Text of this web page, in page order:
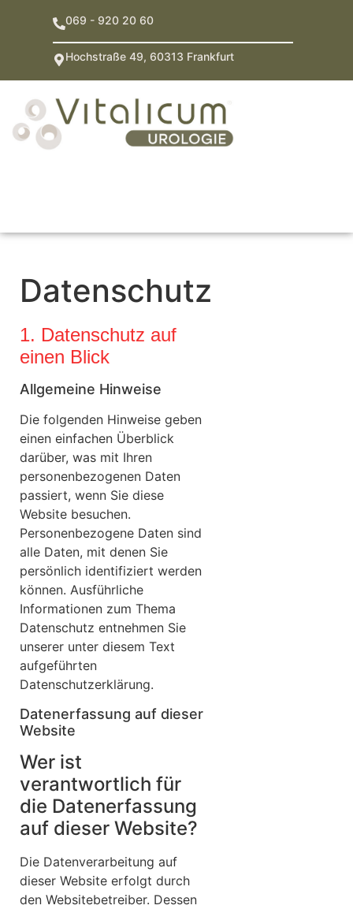
069 - 920 20 60
Hochstraße 49, 60313 Frankfurt
Datenschutz
1. Datenschutz auf
einen Blick
Allgemeine Hinweise
Die folgenden Hinweise geben
einen einfachen Überblick
darüber, was mit Ihren
personenbezogenen Daten
passiert, wenn Sie diese
Website besuchen.
Personenbezogene Daten sind
alle Daten, mit denen Sie
persönlich identifiziert werden
können. Ausführliche
Informationen zum Thema
Datenschutz entnehmen Sie
unserer unter diesem Text
aufgeführten
Datenschutzerklärung.
Datenerfassung auf dieser
Website
Wer ist
verantwortlich für
die Datenerfassung
auf dieser Website?
Die Datenverarbeitung auf
dieser Website erfolgt durch
den Websitebetreiber. Dessen